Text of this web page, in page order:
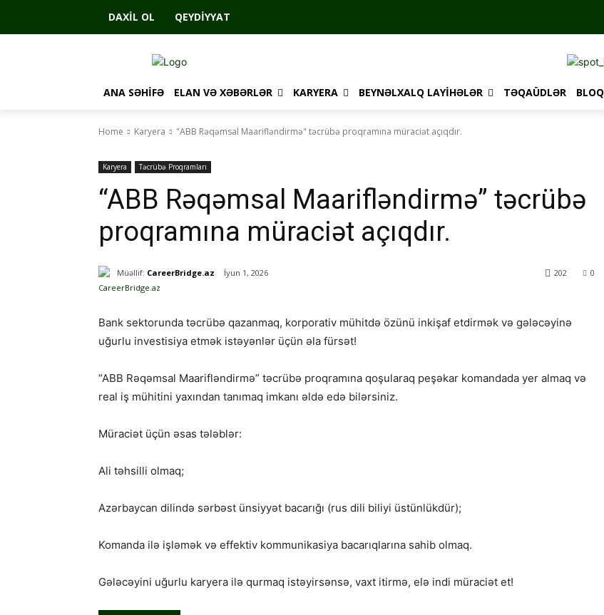
DAXIL OL QEYDIYYAT
ANA SƏHIFƏ ELAN VƏ XƏBƏRLƏR KARYERA BEYNƏLXALQ LAYIHƏLƏR TƏQAÜDLƏR BLOQ
Home Karyera "ABB Rəqəmsal Maarifləndirmə" təcrübə proqramına müraciət açıqdır.
Karyera Təcrübə Proqramları
“ABB Rəqəmsal Maarifləndirmə” təcrübə
proqramına müraciət açıqdır.
Müəllif: CareerBridge.az İyun 1, 2026 0
202
Bank sektorunda təcrübə qazanmaq, korporativ mühitdə özünü inkişaf etdirmək və gələcəyinə
uğurlu investisiya etmək istəyənlər üçün əla fürsət!
“ABB Rəqəmsal Maarifləndirmə” təcrübə proqramına qoşularaq peşəkar komandada yer almaq və
real iş mühitini yaxından tanımaq imkanı əldə edə bilərsiniz.
Müraciət üçün əsas tələblər:
Ali təhsilli olmaq;
Azərbaycan dilində sərbəst ünsiyyət bacarığı (rus dili biliyi üstünlükdür);
Komanda ilə işləmək və effektiv kommunikasiya bacarıqlarına sahib olmaq.
Gələcəyini uğurlu karyera ilə qurmaq istəyirsənsə, vaxt itirmə, elə indi müraciət et!